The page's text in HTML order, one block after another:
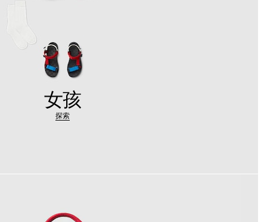
女孩
探索